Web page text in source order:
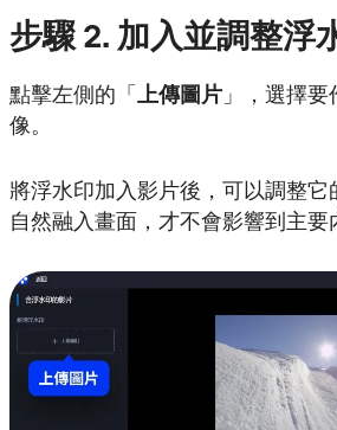
步驟2. 加入並調整浮
點擊左側的「上傳圖片 」，選擇
像。
將浮水印加入影片後，可以調整它
自然融入畫面，才不會影響到主要